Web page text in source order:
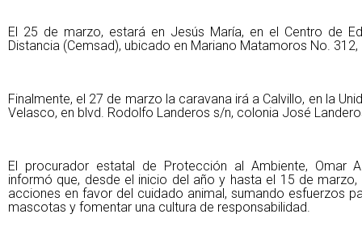
El 25 de marzo, estará en Jesús María, en el Centro de
Distancia (Cemsad), ubicado en Mariano Matamoros No.
Finalmente, el 27 de marzo la caravana irá a Calvillo, en la
Velasco, en blvd. Rodolfo Landeros s/n, colonia José
El procurador estatal de Protección al Ambiente, Omar
informó que, desde el inicio del año y hasta el 15 de
acciones en favor del cuidado animal, sumando esfuerzos
mascotas y fomentar una cultura de responsabilidad.